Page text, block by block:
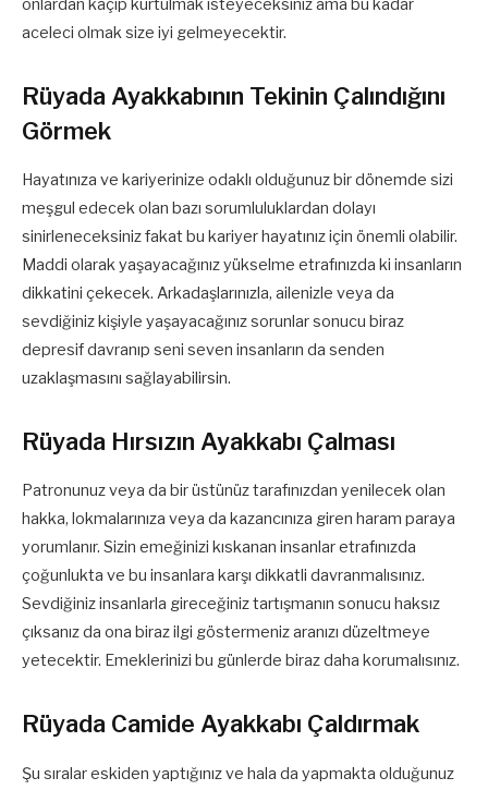
aceleci olmak size iyi gelmeyecektir.
Rüyada Ayakkabının Tekinin Çalındığını
Görmek
Hayatınıza ve kariyerinize odaklı olduğunuz bir dönemde sizi
meşgul edecek olan bazı sorumluluklardan dolayı
sinirleneceksiniz fakat bu kariyer hayatınız için önemli olabilir.
Maddi olarak yaşayacağınız yükselme etrafınızda ki insanların
dikkatini çekecek. Arkadaşlarınızla, ailenizle veya da
sevdiğiniz kişiyle yaşayacağınız sorunlar sonucu biraz
depresif davranıp seni seven insanların da senden
uzaklaşmasını sağlayabilirsin.
Rüyada Hırsızın Ayakkabı Çalması
Patronunuz veya da bir üstünüz tarafınızdan yenilecek olan
hakka, lokmalarınıza veya da kazancınıza giren haram paraya
yorumlanır. Sizin emeğinizi kıskanan insanlar etrafınızda
çoğunlukta ve bu insanlara karşı dikkatli davranmalısınız.
Sevdiğiniz insanlarla gireceğiniz tartışmanın sonucu haksız
çıksanız da ona biraz ilgi göstermeniz aranızı düzeltmeye
yetecektir. Emeklerinizi bu günlerde biraz daha korumalısınız.
Rüyada Camide Ayakkabı Çaldırmak
Şu sıralar eskiden yaptığınız ve hala da yapmakta olduğunuz